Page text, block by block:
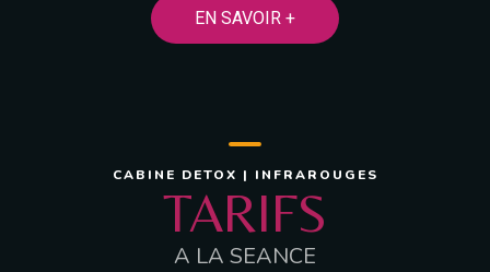
EN SAVOIR +
CABINE DETOX | INFRAROUGES
TARIFS
A LA SEANCE